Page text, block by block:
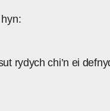
rydych chi’n ei